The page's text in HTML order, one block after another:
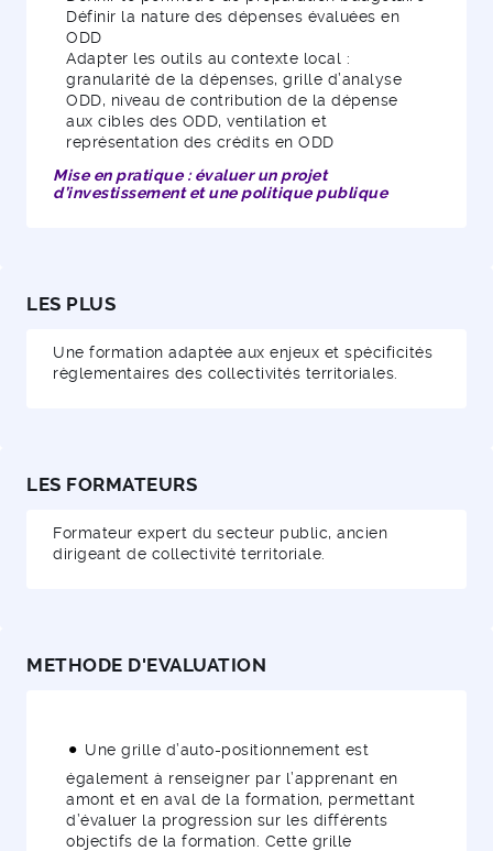
Définir la nature des dépenses évaluées en
ODD
Adapter les outils au contexte local :
granularité de la dépenses, grille d’analyse
ODD, niveau de contribution de la dépense
aux cibles des ODD, ventilation et
représentation des crédits en ODD
Mise en pratique : évaluer un projet
d’investissement et une politique publique
LES PLUS
Une formation adaptée aux enjeux et spécificités
règlementaires des collectivités territoriales.
LES FORMATEURS
Formateur expert du secteur public, ancien
dirigeant de collectivité territoriale.
METHODE D'EVALUATION
Une grille d’auto-positionnement est
également à renseigner par l’apprenant en
amont et en aval de la formation, permettant
d’évaluer la progression sur les différents
objectifs de la formation. Cette grille